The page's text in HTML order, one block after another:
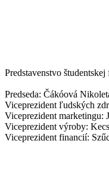
Predstavenstvo
Predseda: Čákóová
Viceprezident ľudských
Viceprezident marketingu:
Viceprezident výroby:
Viceprezident financií: